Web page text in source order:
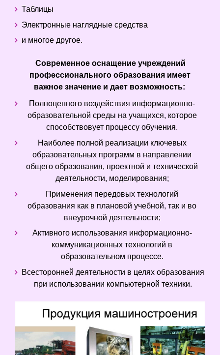
Таблицы
Электронные наглядные средства
и многое другое.
Современное оснащение учреждений
профессионального образования имеет
важное значение и дает возможность:
Полноценного воздействия информационно-
образовательной среды на учащихся, которое
способствовует процессу обучения.
Наиболее полной реализации ключевых
образовательных программ в направлении
общего образования, проектной и технической
деятельности, моделирования;
Применения передовых технологий
образования как в плановой учебной, так и во
внеурочной деятельности;
Активного использования информационно-
коммуникационных технологий в
образовательном процессе.
Всесторонней деятельности в целях образования
при использовании компьютерной техники.